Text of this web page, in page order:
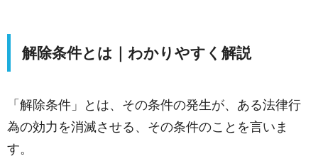
解除条件とは｜わかりやすく解説
「解除条件」とは、その条件の発生が、ある法律行
為の効力を消滅させる、その条件のことを言いま
す。